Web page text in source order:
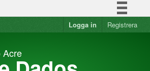
Simplifique!
Logga in Registrera
Acre